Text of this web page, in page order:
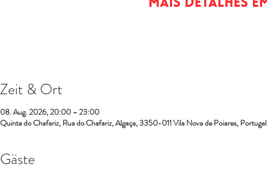
Zeit & Ort
08. Aug. 2026, 20:00 – 23:00
Quinta do Chafariz, Rua do Chafariz, Algaça, 3350-011 Vila Nova de Poiares, Portugal
Gäste